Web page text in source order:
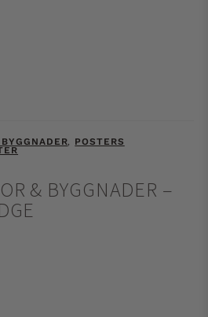
, POSTERS
& BYGGNADER –